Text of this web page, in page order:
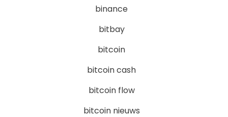
binance
bitbay
bitcoin
bitcoin cash
bitcoin flow
bitcoin nieuws